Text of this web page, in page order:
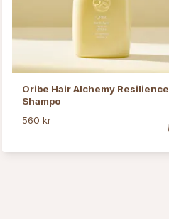
Oribe Hair Alchemy Resilience
Shampo
560 kr